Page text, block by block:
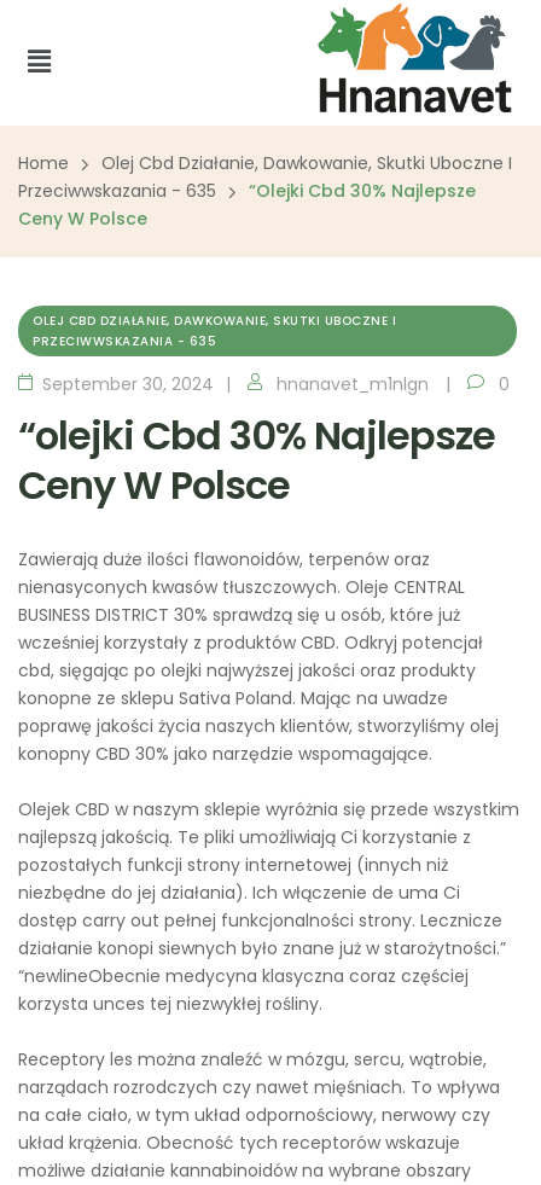
Home
Olej Cbd Działanie, Dawkowanie, Skutki Uboczne I
Przeciwwskazania - 635
“olejki Cbd 30% Najlepsze
Ceny W Polsce ️
OLEJ CBD DZIAŁANIE, DAWKOWANIE, SKUTKI UBOCZNE I
PRZECIWWSKAZANIA - 635
September 30, 2024 hnanavet_m1nlgn 0
“olejki Cbd 30% Najlepsze
Ceny W Polsce ️
Zawierają duże ilości flawonoidów, terpenów oraz
nienasyconych kwasów tłuszczowych. Oleje CENTRAL
BUSINESS DISTRICT 30% sprawdzą się u osób, które już
wcześniej korzystały z produktów CBD. Odkryj potencjał
cbd, sięgając po olejki najwyższej jakości oraz produkty
konopne ze sklepu Sativa Poland. Mając na uwadze
poprawę jakości życia naszych klientów, stworzyliśmy olej
konopny CBD 30% jako narzędzie wspomagające.
Olejek CBD w naszym sklepie wyróżnia się przede wszystkim
najlepszą jakością. Te pliki umożliwiają Ci korzystanie z
pozostałych funkcji strony internetowej (innych niż
niezbędne do jej działania). Ich włączenie de uma Ci
dostęp carry out pełnej funkcjonalności strony. Lecznicze
działanie konopi siewnych było znane już w starożytności.”
“newlineObecnie medycyna klasyczna coraz częściej
korzysta unces tej niezwykłej rośliny.
Receptory les można znaleźć w mózgu, sercu, wątrobie,
narządach rozrodczych czy nawet mięśniach. To wpływa
na całe ciało, w tym układ odpornościowy, nerwowy czy
układ krążenia. Obecność tych receptorów wskazuje
możliwe działanie kannabinoidów na wybrane obszary